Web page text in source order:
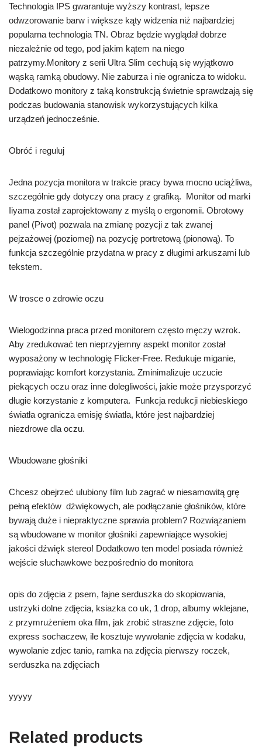
Technologia IPS gwarantuje wyższy kontrast, lepsze
odwzorowanie barw i większe kąty widzenia niż najbardziej
popularna technologia TN. Obraz będzie wyglądał dobrze
niezależnie od tego, pod jakim kątem na niego
patrzymy.Monitory z serii Ultra Slim cechują się wyjątkowo
wąską ramką obudowy. Nie zaburza i nie ogranicza to widoku.
Dodatkowo monitory z taką konstrukcją świetnie sprawdzają się
podczas budowania stanowisk wykorzystujących kilka
urządzeń jednocześnie.
Obróć i reguluj
Jedna pozycja monitora w trakcie pracy bywa mocno uciążliwa,
szczególnie gdy dotyczy ona pracy z grafiką. Monitor od marki
Iiyama został zaprojektowany z myślą o ergonomii. Obrotowy
panel (Pivot) pozwala na zmianę pozycji z tak zwanej
pejzażowej (poziomej) na pozycję portretową (pionową). To
funkcja szczególnie przydatna w pracy z długimi arkuszami lub
tekstem.
W trosce o zdrowie oczu
Wielogodzinna praca przed monitorem często męczy wzrok.
Aby zredukować ten nieprzyjemny aspekt monitor został
wyposażony w technologię Flicker-Free. Redukuje miganie,
poprawiając komfort korzystania. Zminimalizuje uczucie
piekących oczu oraz inne dolegliwości, jakie może przysporzyć
długie korzystanie z komputera. Funkcja redukcji niebieskiego
światła ogranicza emisję światła, które jest najbardziej
niezdrowe dla oczu.
Wbudowane głośniki
Chcesz obejrzeć ulubiony film lub zagrać w niesamowitą grę
pełną efektów dźwiękowych, ale podłączanie głośników, które
bywają duże i niepraktyczne sprawia problem? Rozwiązaniem
są wbudowane w monitor głośniki zapewniające wysokiej
jakości dźwięk stereo! Dodatkowo ten model posiada również
wejście słuchawkowe bezpośrednio do monitora
opis do zdjęcia z psem, fajne serduszka do skopiowania,
ustrzyki dolne zdjęcia, ksiazka co uk, 1 drop, albumy wklejane,
z przymrużeniem oka film, jak zrobić straszne zdjęcie, foto
express sochaczew, ile kosztuje wywołanie zdjęcia w kodaku,
wywolanie zdjec tanio, ramka na zdjęcia pierwszy roczek,
serduszka na zdjęciach
yyyyy
Related products